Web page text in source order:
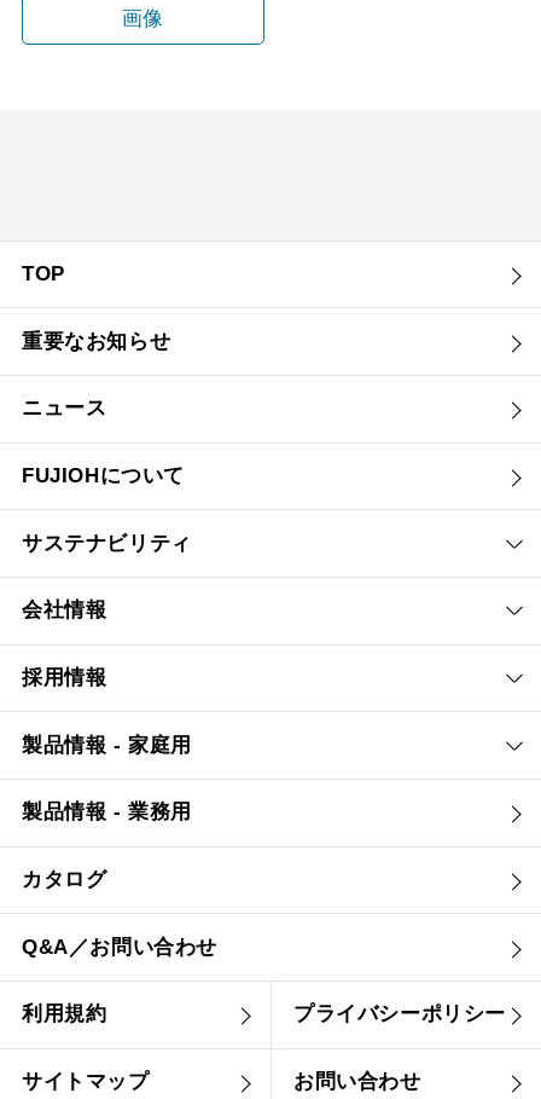
画像
TOP
重要なお知らせ
ニュース
FUJIOHについて
サステナビリティ
会社情報
採用情報
製品情報 - 家庭用
製品情報 - 業務用
カタログ
Q&A／お問い合わせ
利用規約 プライバシーポリシー
サイトマップ お問い合わせ